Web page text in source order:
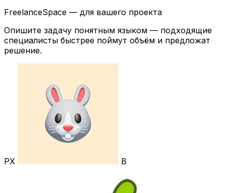
FreelanceSpace — для вашего проекта
Опишите задачу понятным языком — подходящие
специалисты быстрее поймут объём и предложат
решение.
РХ В